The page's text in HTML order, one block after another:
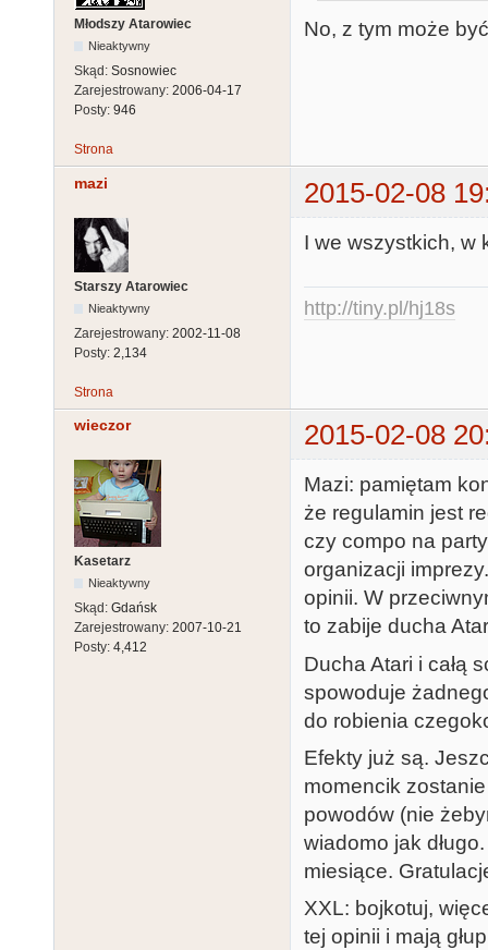
Młodszy Atarowiec
Nieaktywny
Skąd: Sosnowiec
Zarejestrowany: 2006-04-17
Posty: 946
No, z tym może
Strona
mazi 2015-02-08
Starszy Atarowiec
Nieaktywny
Zarejestrowany: 2002-11-08
Posty: 2,134
I we wszystkich, w
http://tiny.pl/hj18s
Strona
wieczor 2015-02-08
Kasetarz
Nieaktywny
Skąd: Gdańsk
Zarejestrowany: 2007-10-21
Posty: 4,412
Mazi: pamiętam
że regulamin jest
czy compo na
organizacji
opinii. W
to zabije ducha
Ducha Atari i całą
spowoduje
do robienia
Efekty już są.
momencik
powodów (nie
wiadomo jak
miesiące.
XXL: bojkotuj,
tej opinii i mają